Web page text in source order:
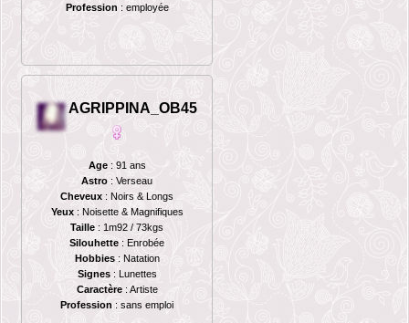
Profession : employée
AGRIPPINA_OB45
Age: 91 ans
Astro : Verseau
Cheveux : Noirs & Longs
Yeux: Noisette & Magnifiques
Taille : 1m92 / 73kgs
Silouhette : Enrobée
Hobbies: Natation
Signes: Lunettes
Caractère: Artiste
Profession : sans emploi